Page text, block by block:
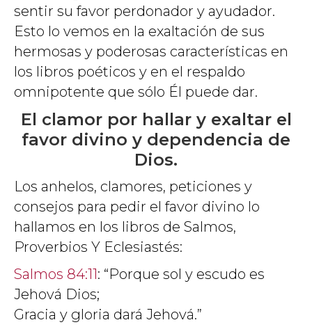
sentir su favor perdonador y ayudador.
Esto lo vemos en la exaltación de sus
hermosas y poderosas características en
los libros poéticos y en el respaldo
omnipotente que sólo Él puede dar.
El clamor por hallar y exaltar el
favor divino y dependencia de
Dios.
Los anhelos, clamores, peticiones y
consejos para pedir el favor divino lo
hallamos en los libros de Salmos,
Proverbios Y Eclesiastés:
Salmos 84:11: “Porque sol y escudo es
Jehová Dios;
Gracia y gloria dará Jehová.”